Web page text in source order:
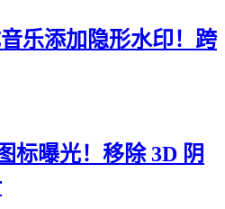
乐添加隐形水印！跨
标曝光！移除 3D 阴